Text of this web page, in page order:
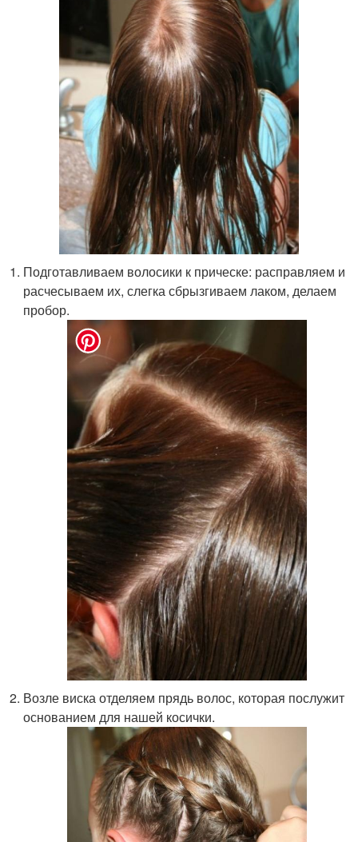
Подготавливаем волосики к прическе: расправляем и
расчесываем их, слегка сбрызгиваем лаком, делаем
пробор.
Возле виска отделяем прядь волос, которая послужит
основанием для нашей косички.